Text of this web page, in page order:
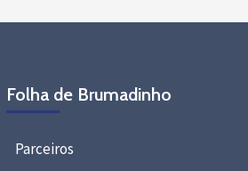
Folha de Brumadinho
Parceiros